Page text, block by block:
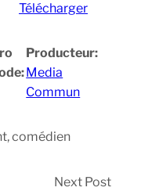
Télécharger
Producteur:
Media
Commun
comédien
Next Post